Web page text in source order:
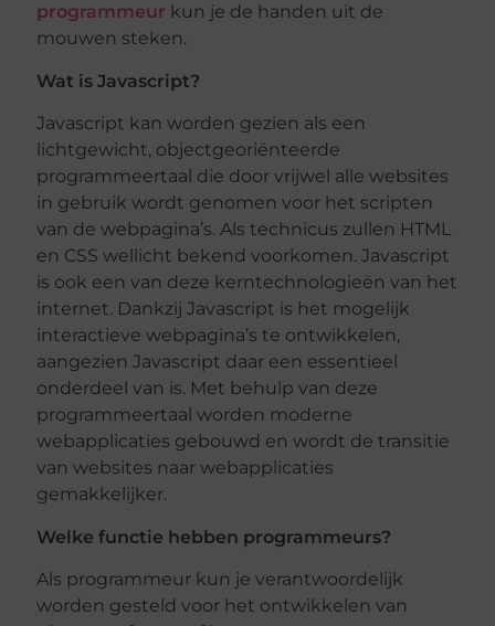
programmeur kun je de handen uit de
mouwen steken.
Wat is Javascript?
Javascript kan worden gezien als een
lichtgewicht, objectgeoriënteerde
programmeertaal die door vrijwel alle websites
in gebruik wordt genomen voor het scripten
van de webpagina’s. Als technicus zullen HTML
en CSS wellicht bekend voorkomen. Javascript
is ook een van deze kerntechnologieën van het
internet. Dankzij Javascript is het mogelijk
interactieve webpagina’s te ontwikkelen,
aangezien Javascript daar een essentieel
onderdeel van is. Met behulp van deze
programmeertaal worden moderne
webapplicaties gebouwd en wordt de transitie
van websites naar webapplicaties
gemakkelijker.
Welke functie hebben programmeurs?
Als programmeur kun je verantwoordelijk
worden gesteld voor het ontwikkelen van